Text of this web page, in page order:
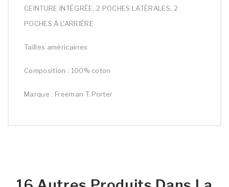
CEINTURE INTÉGRÉE, 2 POCHES LATÉRALES, 2
POCHES À L'ARRIÈRE
Tailles américaines
Composition : 100% coton
Marque : Freeman T. Porter